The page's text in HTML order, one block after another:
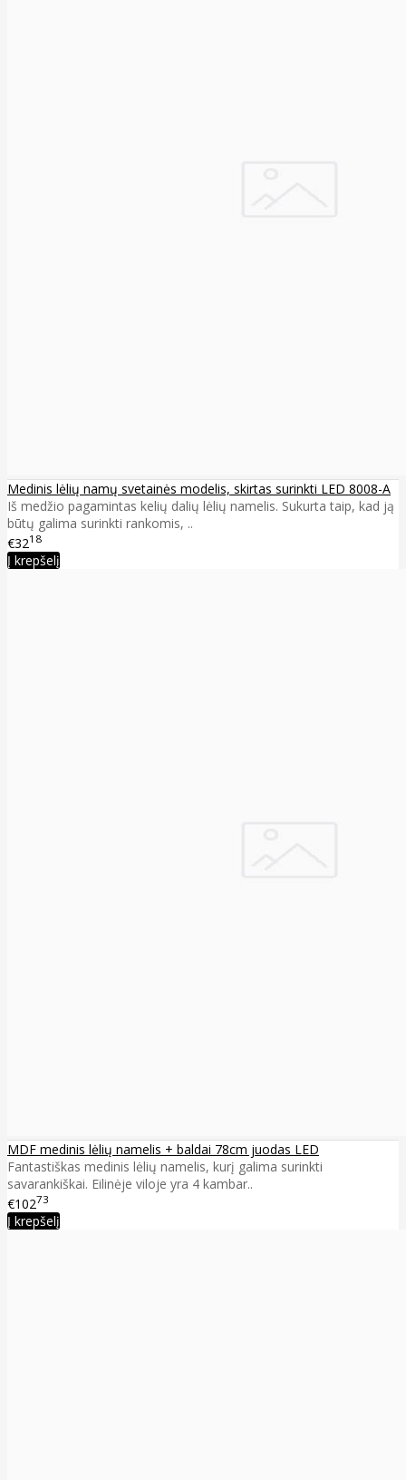
Medinis lėlių namų svetainės modelis, skirtas surinkti LED 8008-A
Iš medžio pagamintas kelių dalių lėlių namelis. Sukurta taip, kad ją
būtų galima surinkti rankomis, ..
€3218
Į krepšelį
MDF medinis lėlių namelis + baldai 78cm juodas LED
Fantastiškas medinis lėlių namelis, kurį galima surinkti
savarankiškai. Eilinėje viloje yra 4 kambar..
€10273
Į krepšelį